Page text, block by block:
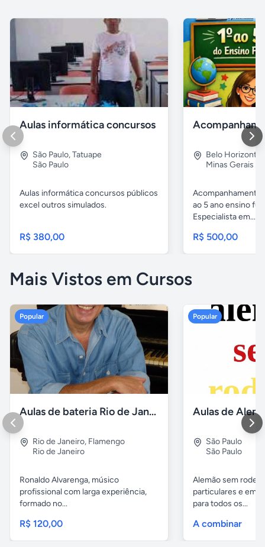
Aulas informática concursos
São Paulo,Tatuape
São Paulo
Aulas informática concursos públicos
excel outros simulados.
R$ 380,00
Belo Horizonte
Minas Gerais
Acompanhamento
ao 5 ano ensino
Especialista em...
R$ 500,00
Mais Vistos em Cursos
Popular
Aulas de bateria Rio de Janeiro
Rio de Janeiro, Flamengo
Rio de Janeiro
Ronaldo Alvarenga, músico
profissional com larga experiência,
formado no...
R$ 120,00
Popular
São Paulo
São Paulo
Alemão sem
particulares e em
para todos os...
A combinar